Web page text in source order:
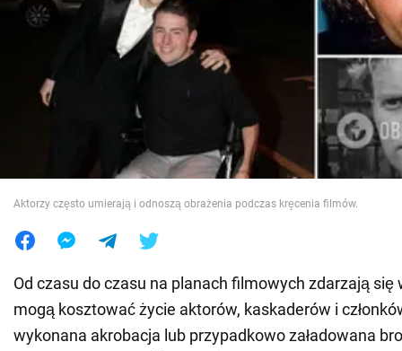
Społeczeństwo
Wojna na Ukrainie
Jedzenie
Aktorzy często umierają i odnoszą obrażenia podczas kręcenia filmów.
Od czasu do czasu na planach filmowych zdarzają się
mogą kosztować życie aktorów, kaskaderów i
wykonana akrobacja lub przypadkowo załadowana